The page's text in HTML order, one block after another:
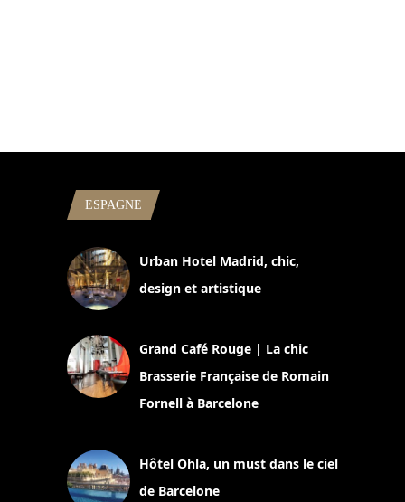
ESPAGNE
Urban Hotel Madrid, chic,
design et artistique
Grand Café Rouge | La chic
Brasserie Française de Romain
Fornell à Barcelone
Hôtel Ohla, un must dans le ciel
de Barcelone